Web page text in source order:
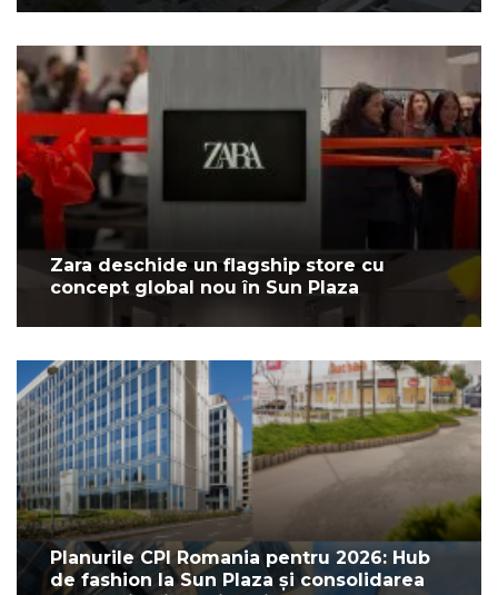
Zara deschide un flagship store cu
concept global nou în Sun Plaza
Planurile CPI Romania pentru 2026: Hub
de fashion la Sun Plaza și consolidarea